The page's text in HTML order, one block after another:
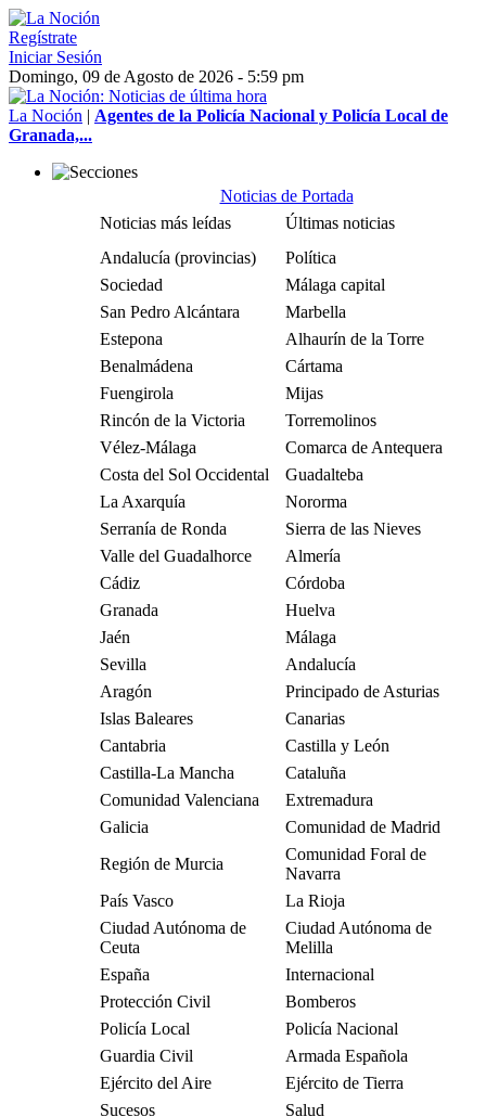
Regístrate
Iniciar Sesión
Domingo, 09 de Agosto de 2026 - 5:59 pm
La Noción | Agentes de la Policía Nacional y Policía Local de
Granada,...
Noticias de Portada
Noticias más leídas
Últimas noticias
Andalucía (provincias)
Política
Sociedad
Málaga capital
San Pedro Alcántara
Marbella
Estepona
Alhaurín de la Torre
Benalmádena
Cártama
Fuengirola
Mijas
Rincón de la Victoria
Torremolinos
Vélez-Málaga
Comarca de Antequera
Costa del Sol Occidental
Guadalteba
La Axarquía
Nororma
Serranía de Ronda
Sierra de las Nieves
Valle del Guadalhorce
Almería
Cádiz
Córdoba
Granada
Huelva
Jaén
Málaga
Sevilla
Andalucía
Aragón
Principado de Asturias
Islas Baleares
Canarias
Cantabria
Castilla y León
Castilla-La Mancha
Cataluña
Comunidad Valenciana
Extremadura
Galicia
Comunidad de Madrid
Región de Murcia
Comunidad Foral de
Navarra
País Vasco
La Rioja
Ciudad Autónoma de
Ceuta
Ciudad Autónoma de
Melilla
España
Internacional
Protección Civil
Bomberos
Policía Local
Policía Nacional
Guardia Civil
Armada Española
Ejército del Aire
Ejército de Tierra
Sucesos
Salud